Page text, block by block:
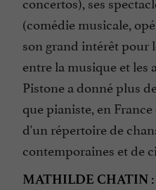
(comédie musicale,
son grand intérêt pour
entre la musique et les
Pistone a donné plus
que pianiste, en
d'un répertoire de
contemporaines et de
MATHILDE CHATIN :